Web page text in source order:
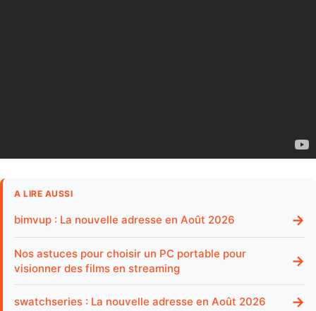
A LIRE AUSSI
bimvup : La nouvelle adresse en Août 2026 →
Nos astuces pour choisir un PC portable pour
visionner des films en streaming
→
swatchseries : La nouvelle adresse en Août 2026 →